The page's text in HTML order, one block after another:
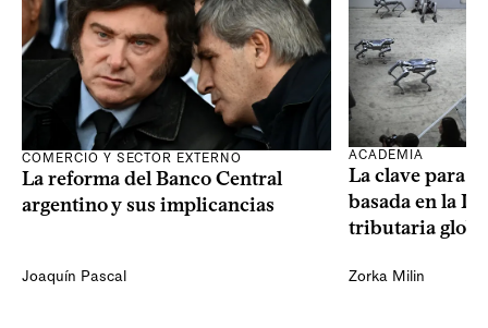
COMERCIO Y SECTOR EXTERNO
La reforma del Banco Central
argentino y sus implicancias
Joaquín Pascal
ACADEMIA
La clave para
basada en la
tributaria
Zorka Milin